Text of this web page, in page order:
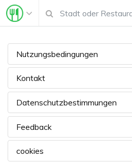
Nutzungsbedingungen
Kontakt
Datenschutzbestimmungen
Feedback
cookies